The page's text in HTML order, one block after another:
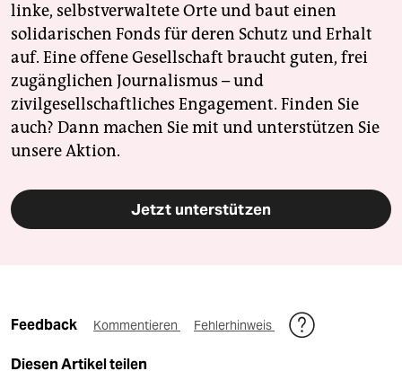
linke, selbstverwaltete Orte und baut einen
solidarischen Fonds für deren Schutz und Erhalt
auf. Eine offene Gesellschaft braucht guten, frei
zugänglichen Journalismus – und
zivilgesellschaftliches Engagement. Finden Sie
auch? Dann machen Sie mit und unterstützen Sie
unsere Aktion.
Jetzt unterstützen
Feedback Kommentieren Fehlerhinweis
Diesen Artikel teilen